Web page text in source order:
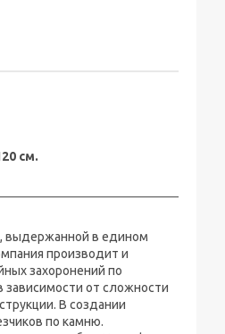
см.
выдержанной в едином
производит и
захоронений по
от сложности
В создании
по камню.